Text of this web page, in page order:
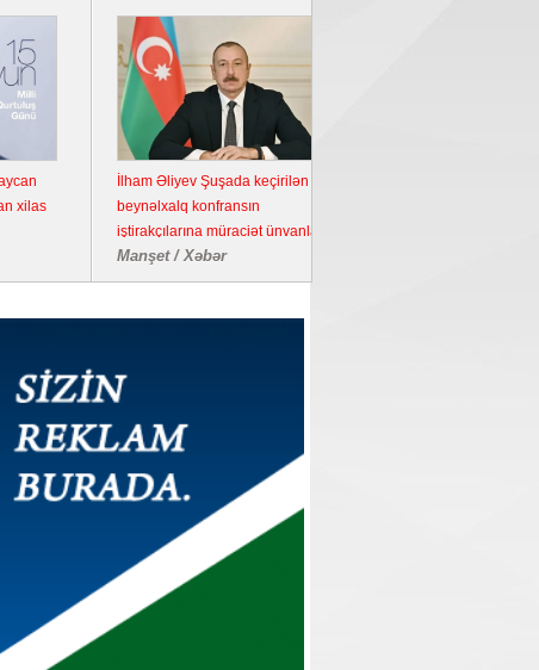
İlham Əliyev Şuşada keçirilən
beynəlxalq konfransın
iştirakçılarına müraciət ünvanladı
Manşet / Xəbər